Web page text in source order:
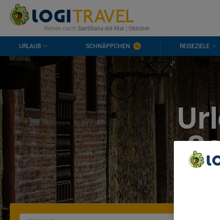
KONTAKT HÄUFIGE FRAGEN 0298 1909 3897
Reisen nach Santillana del Mar Oktober.
URLAUB SCHNÄPPCHEN REISEZIELE